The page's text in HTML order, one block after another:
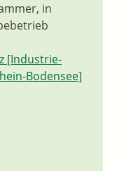
in
[Industrie-
Bodensee]